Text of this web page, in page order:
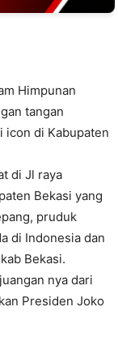
Himpunan
tangan
icon di Kabupaten
di Jl raya
Bekasi yang
pruduk
di Indonesia dan
Bekasi.
nya dari
Presiden Joko